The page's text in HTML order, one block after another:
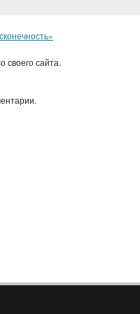
своего сайта.